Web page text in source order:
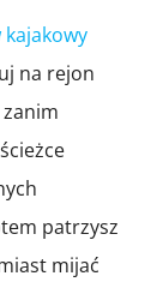
kajakowy
na rejon
patrzysz
mijać